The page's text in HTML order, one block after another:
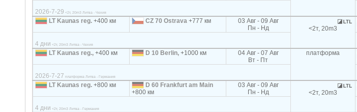
2026-7-29 <2т, 20m3 Литва - Чехия
LT Kaunas reg. +400 км CZ 70 Ostrava +777 км
03 Авг - 09 Авг
Пн - Нд
<2т, 20m3
4 дни <2т, 20m3 Литва - Чехия
LT Kaunas reg., +400 км D 10 Berlin, +1000 км
04 Авг - 07 Авг
Вт - Пт
платформа
2026-7-27 платформа Литва - Германия
LT Kaunas reg. +800 км
D 60 Frankfurt am Main
+800 км
03 Авг - 09 Авг
Пн - Нд
<2т, 20m3
4 дни <2т, 20m3 Литва - Германия